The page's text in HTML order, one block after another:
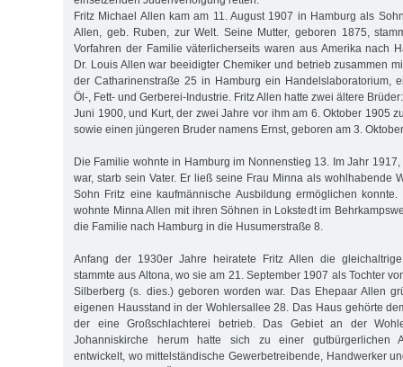
Fritz Michael Allen kam am 11. August 1907 in Hamburg als
Allen, geb. Ruben, zur Welt. Seine Mutter, geboren 1875,
Vorfahren der Familie väterlicherseits waren aus Amerika nach
Dr. Louis Allen war beeidigter Chemiker und betrieb zusammen
der Catharinenstraße 25 in Hamburg ein Handelslaboratorium,
Öl-, Fett- und Gerberei-Industrie. Fritz Allen hatte zwei ältere
Juni 1900, und Kurt, der zwei Jahre vor ihm am 6. Oktober 1905
sowie einen jüngeren Bruder namens Ernst, geboren am 3.
Die Familie wohnte in Hamburg im Nonnenstieg 13. Im Jahr
war, starb sein Vater. Er ließ seine Frau Minna als wohlhabende
Sohn Fritz eine kaufmännische Ausbildung ermöglichen
wohnte Minna Allen mit ihren Söhnen in Lokstedt im
die Familie nach Hamburg in die Husumerstraße 8.
Anfang der 1930er Jahre heiratete Fritz Allen die
stammte aus Altona, wo sie am 21. September 1907 als Tochter
Silberberg (s. dies.) geboren worden war. Das Ehepaar Allen
eigenen Hausstand in der Wohlersallee 28. Das Haus gehörte
der eine Großschlachterei betrieb. Das Gebiet an der
Johanniskirche herum hatte sich zu einer gutbürgerlichen
entwickelt, wo mittelständische Gewerbetreibende, Handwerker